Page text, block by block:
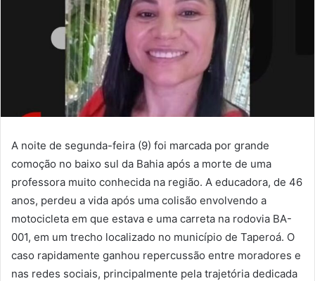
A noite de segunda-feira (9) foi marcada por grande
comoção no baixo sul da Bahia após a morte de uma
professora muito conhecida na região. A educadora, de 46
anos, perdeu a vida após uma colisão envolvendo a
motocicleta em que estava e uma carreta na rodovia BA-
001, em um trecho localizado no município de Taperoá. O
caso rapidamente ganhou repercussão entre moradores e
nas redes sociais, principalmente pela trajetória dedicada